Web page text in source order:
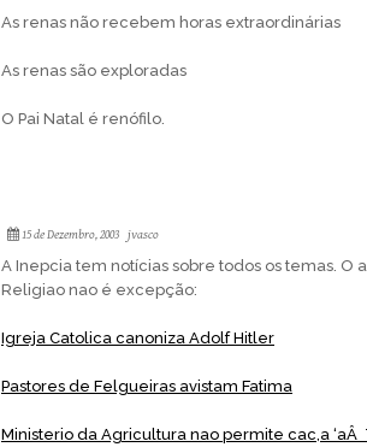
As renas não recebem horas extraordinárias
As renas são exploradas
O Pai Natal é renófilo.
15 de Dezembro, 2003 jvasco
A Inepcia tem notícias sobre todos os temas. O
Religiao nao é excepção:
Igreja Catolica canoniza Adolf Hitler
Pastores de Felgueiras avistam Fatima
Ministerio da Agricultura nao permite cac,a ‘aÂ